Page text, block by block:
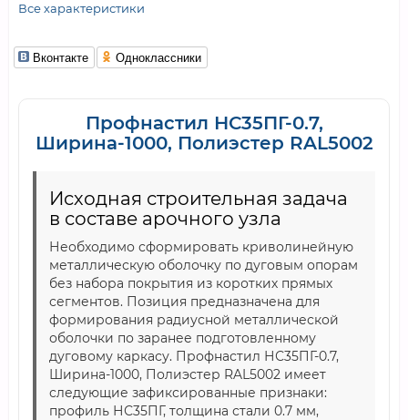
Все характеристики
Вконтакте Одноклассники
Профнастил НС35ПГ-0.7,
Ширина-1000, Полиэстер RAL5002
Исходная строительная задача
в составе арочного узла
Необходимо сформировать криволинейную
металлическую оболочку по дуговым опорам
без набора покрытия из коротких прямых
сегментов. Позиция предназначена для
формирования радиусной металлической
оболочки по заранее подготовленному
дуговому каркасу. Профнастил НС35ПГ-0.7,
Ширина-1000, Полиэстер RAL5002 имеет
следующие зафиксированные признаки:
профиль НС35ПГ, толщина стали 0.7 мм,